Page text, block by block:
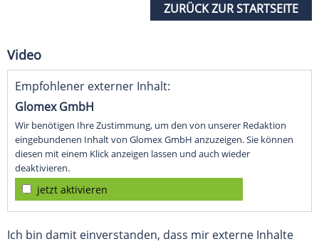
ZURÜCK ZUR STARTSEITE
Video
Empfohlener externer Inhalt:
Glomex GmbH
Wir benötigen Ihre Zustimmung, um den von unserer Redaktion
eingebundenen Inhalt von Glomex GmbH anzuzeigen. Sie können
diesen mit einem Klick anzeigen lassen und auch wieder
deaktivieren.
jetzt aktivieren
Ich bin damit einverstanden, dass mir externe Inhalte